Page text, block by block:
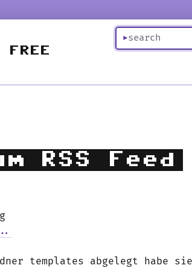
RSS Feed
templates abgelegt habe